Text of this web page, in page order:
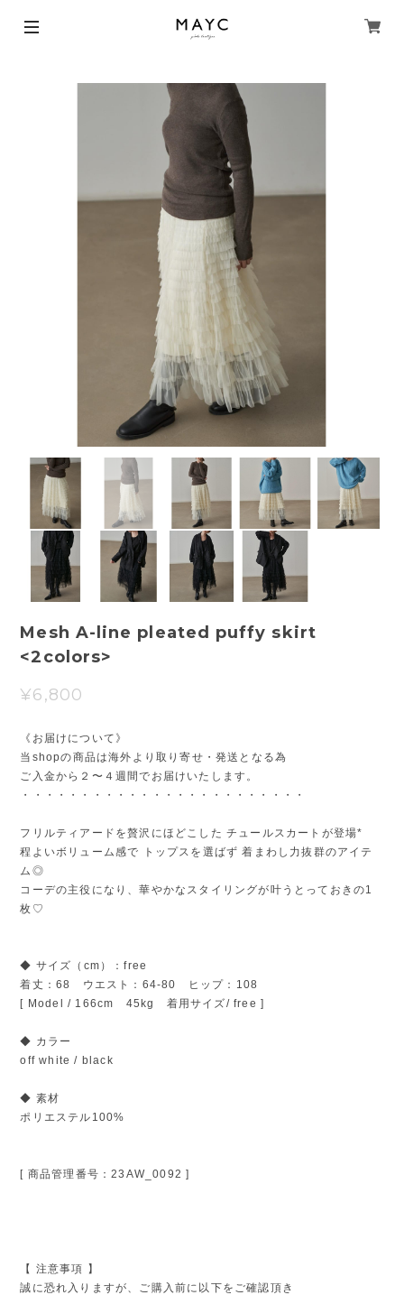
Mesh A-line pleated puffy skirt
<2colors>
¥6,800
《お届けについて》
当shopの商品は海外より取り寄せ・発送となる為
ご入金から２〜４週間でお届けいたします。
・・・・・・・・・・・・・・・・・・・・・・・・
フリルティアードを贅沢にほどこした チュールスカートが登場*
程よいボリューム感で トップスを選ばず 着まわし力抜群のアイテ
ム◎
コーデの主役になり、華やかなスタイリングが叶うとっておきの1
枚♡
◆ サイズ（cm）：free
着丈：68 ウエスト：64-80 ヒップ：108
[ Model / 166cm 45kg 着用サイズ/ free ]
◆ カラー
off white / black
◆ 素材
ポリエステル100%
[ 商品管理番号：23AW_0092 ]
【 注意事項 】
誠に恐れ入りますが、ご購入前に以下をご確認頂き